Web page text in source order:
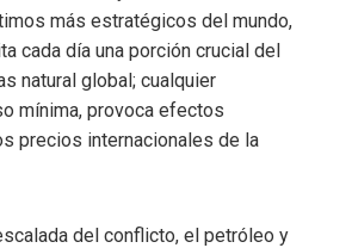
más estratégicos del mundo,
cada día una porción crucial del
natural global; cualquier
mínima, provoca efectos
precios internacionales de la
del conflicto, el petróleo y